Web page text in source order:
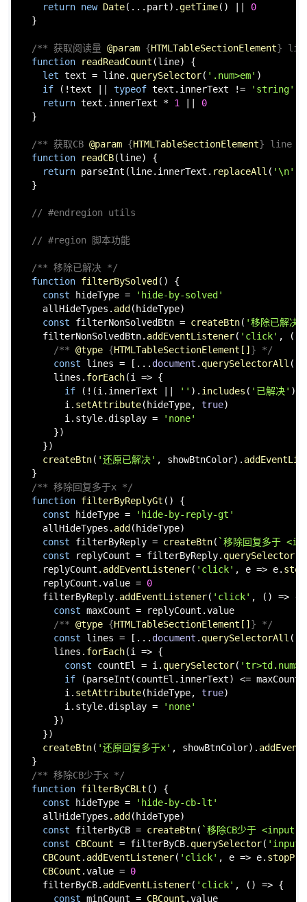
return new Date(...part).getTime() || 0
}
/** 获取阅读量 @param {HTMLTableSectionElement}
function
readReadCount (line) {
let text = line. querySelector( '.num>em' )
if (!text || typeof text. innerText != 'string'
return text. innerText * 1
0
}
/** 获取CB @param {HTMLTableSectionElement} line
function
readCB(line) {
return parseInt (line. innerText . replaceAll ( '\n'
}
// #endregion utils
// #region 脚本功能
/** 移除已解决 */
function filterBySolved ( ) {
const hideType =
'hide-by-solved'
allHideTypes. add (hideType)
const filterNonSolvedBtn = createBtn( '移除已解决'
filterNonSolvedBtn. addEventListener( 'click' ,
()
/** @type {HTMLTableSectionElement[] } */
const lines = [...document . querySelectorAll (
lines. forEach(i => {
if (!(i. innerText '' ). includes ( '已解决' ))
i. setAttribute(hideType, true)
i. style.display =
'none'
})
})
createBtn( '还原已解决' , showBtnColor).
}
/** 移除回复多于x */
function filterByReplyGt ( ) {
const hideType =
'hide-by-reply-gt'
allHideTypes. add (hideType)
const filterByReply = createBtn( `移除回复多于
const replyCount = filterByReply. querySelector
replyCount. addEventListener( 'click' , e => e.
replyCount.value = 0
filterByReply. addEventListener( 'click' , () => {
const maxCount = replyCount.value
/** @type {HTMLTableSectionElement[] } */
const lines = [...document . querySelectorAll (
lines. forEach(i => {
const countEl = i. querySelector(
if (parseInt (countEl. innerText) <=
i. setAttribute(hideType, true)
i. style.display =
'none'
})
})
createBtn( '还原回复多于x' , showBtnColor).
}
/** 移除CB少于x */
function filterByCBLt ( ) {
const hideType =
'hide-by-cb-lt'
allHideTypes. add (hideType)
const filterByCB = createBtn( `移除CB少于
const
CBCount = filterByCB. querySelector( 'input'
CBCount . addEventListener( 'click' , e => e.
CBCount .value = 0
filterByCB. addEventListener( 'click' , () => {
const minCount = CBCount .value